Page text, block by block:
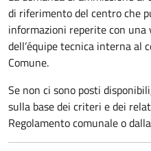
di riferimento del centro che
informazioni reperite con
dell’équipe tecnica interna al
Comune.
Se non ci sono posti
sulla base dei criteri e dei
Regolamento comunale o